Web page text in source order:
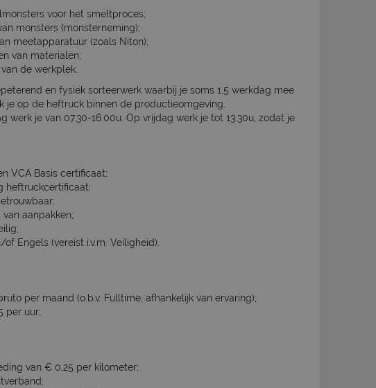
voor het smeltproces;
monsters (monsterneming);
meetapparatuur (zoals Niton);
van materialen;
de werkplek.
en fysiek sorteerwerk waarbij je soms 1,5 werkdag mee
je op de heftruck binnen de productieomgeving.
je van 07.30-16.00u. Op vrijdag werk je tot 13.30u, zodat je
VCA Basis certificaat;
heftruckcertificaat;
aanpakken;
Engels (vereist i.v.m. Veiligheid).
per maand (o.b.v. Fulltime, afhankelijk van ervaring);
per uur;
van € 0,25 per kilometer;